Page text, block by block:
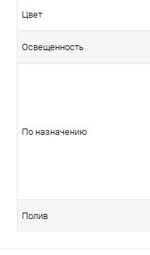
Цвет
Освещенность
По назначению
Полив